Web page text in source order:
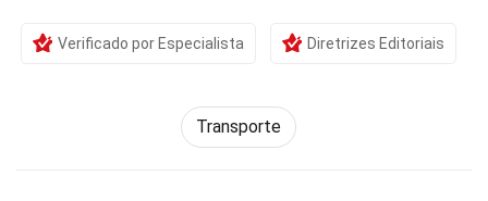
Verificado por Especialista Diretrizes Editoriais
Transporte